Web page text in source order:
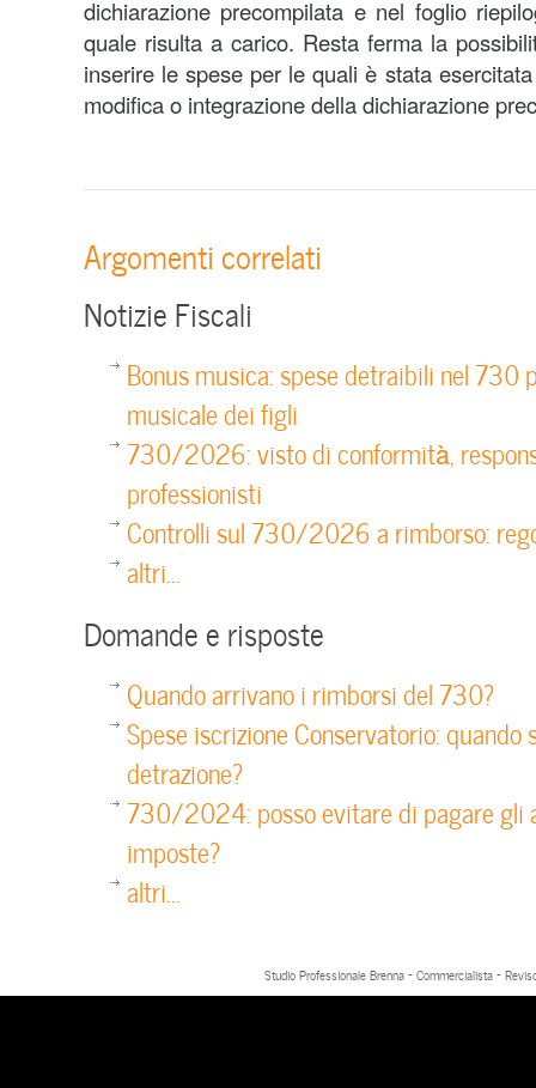
dichiarazione precompilata e nel foglio
quale risulta a carico. Resta ferma la
inserire le spese per le quali è stata
modifica o integrazione della dichiarazione
Argomenti correlati
Notizie Fiscali
Bonus musica: spese detraibili nel 730
musicale dei figli
730/2026: visto di conformità,
professionisti
Controlli sul 730/2026 a rimborso:
altri...
Domande e risposte
Quando arrivano i rimborsi del 730?
Spese iscrizione Conservatorio: quando
detrazione?
730/2024: posso evitare di pagare gli
imposte?
altri...
Studio Professionale Brenna - Commercialista -